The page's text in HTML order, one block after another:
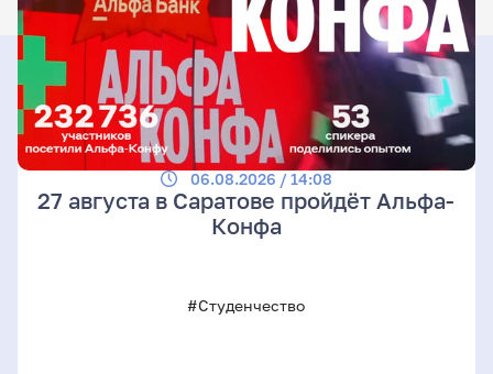
06.08.2026 / 14:08
27 августа в Саратове пройдёт Альфа-
Конфа
#Студенчество